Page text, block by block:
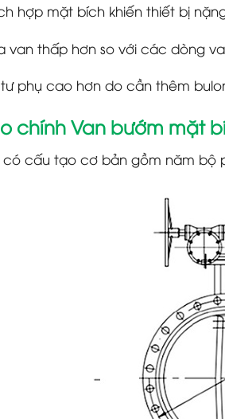
hợp mặt bích khiến thiết bị
van thấp hơn so với các dòng
phụ cao hơn do cần thêm
chính Van bướm mặt
cấu tạo cơ bản gồm năm bộ